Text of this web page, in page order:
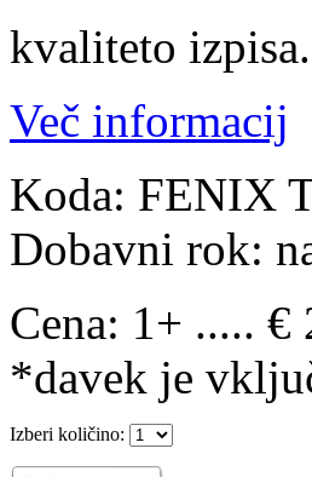
kvaliteto izpisa.
Več informacij
Koda: FENIX
Dobavni rok:
Cena: 1+ ..... €
*davek je
Izberi količino: